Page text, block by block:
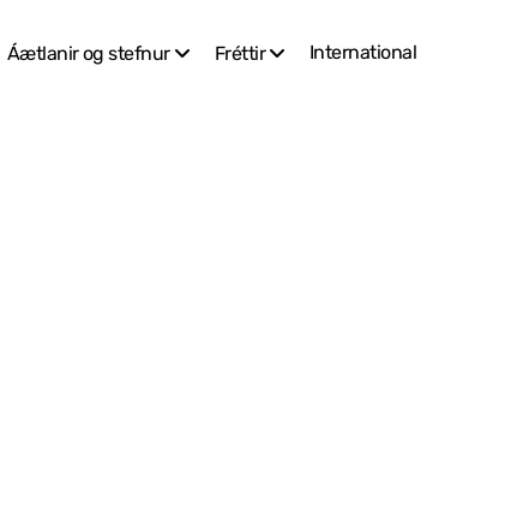
Áætlanir og stefnur Fréttir
International